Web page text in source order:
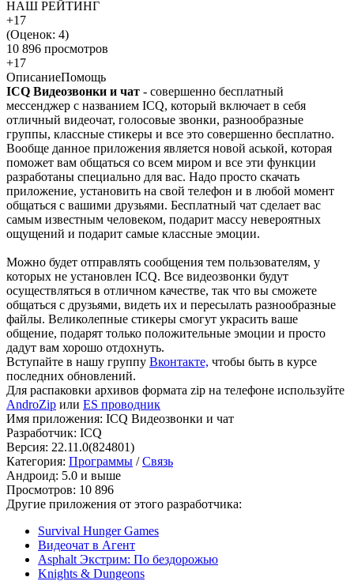
НАШ РЕЙТИНГ
+17
(Оценок: 4)
10 896 просмотров
+17
ОписаниеПомощь
ICQ Видеозвонки и чат - совершенно бесплатный
мессенджер с названием ICQ, который включает в себя
отличный видеочат, голосовые звонки, разнообразные
группы, классные стикеры и все это совершенно бесплатно.
Вообще данное приложения является новой аськой, которая
поможет вам общаться со всем миром и все эти функции
разработаны специально для вас. Надо просто скачать
приложение, установить на свой телефон и в любой момент
общаться с вашими друзьями. Бесплатный чат сделает вас
самым известным человеком, подарит массу невероятных
ощущений и подарит самые классные эмоции.
Можно будет отправлять сообщения тем пользователям, у
которых не установлен ICQ. Все видеозвонки будут
осуществляться в отличном качестве, так что вы сможете
общаться с друзьями, видеть их и пересылать разнообразные
файлы. Великолепные стикеры смогут украсить ваше
общение, подарят только положительные эмоции и просто
дадут вам хорошо отдохнуть.
Вступайте в нашу группу Вконтакте, чтобы быть в курсе
последних обновлений.
Для распаковки архивов формата zip на телефоне используйте
AndroZip или ES проводник
Имя приложения: ICQ Видеозвонки и чат
Разработчик: ICQ
Версия: 22.11.0(824801)
Категория: Программы /Связь
Андроид: 5.0 и выше
Просмотров: 10 896
Другие приложения от этого разработчика:
Survival Hunger Games
Видеочат в Агент
Asphalt Экстрим: По бездорожью
Knights & Dungeons